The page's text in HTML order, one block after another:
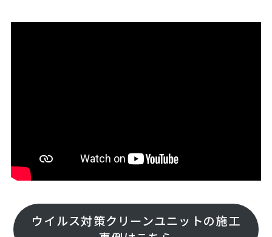
ウイルス対策クリーンユニットの施工